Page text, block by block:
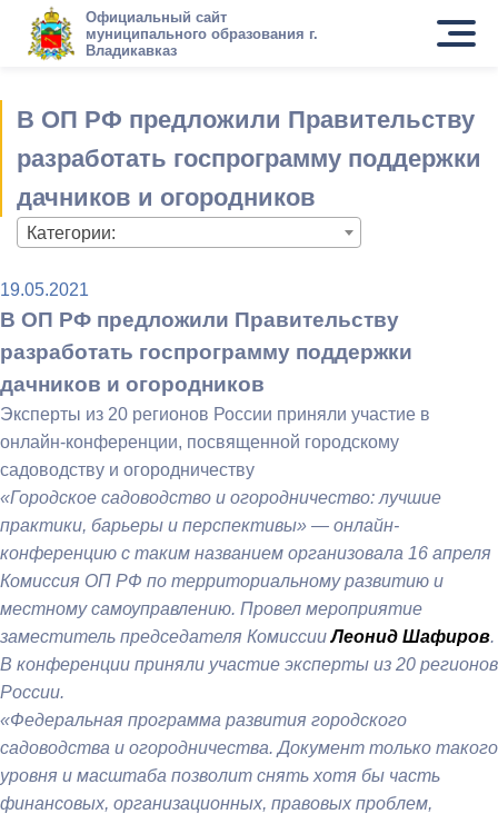
Официальный сайт
муниципального образования г.
Владикавказ
В ОП РФ предложили Правительству
разработать госпрограмму поддержки
дачников и огородников
Категории:
19.05.2021
В ОП РФ предложили Правительству
разработать госпрограмму поддержки
дачников и огородников
Эксперты из 20 регионов России приняли участие в
онлайн-конференции, посвященной городскому
садоводству и огородничеству
«Городское садоводство и огородничество: лучшие
практики, барьеры и перспективы» — онлайн-
конференцию с таким названием организовала 16 апреля
Комиссия ОП РФ по территориальному развитию и
местному самоуправлению. Провел мероприятие
заместитель председателя КомиссииЛеонид Шафиров.
В конференции приняли участие эксперты из 20 регионов
России.
«Федеральная программа развития городского
садоводства и огородничества. Документ только такого
уровня и масштаба позволит снять хотя бы часть
финансовых, организационных, правовых проблем,